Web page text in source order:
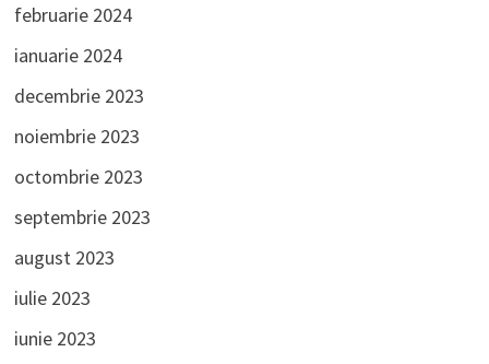
februarie 2024
ianuarie 2024
decembrie 2023
noiembrie 2023
octombrie 2023
septembrie 2023
august 2023
iulie 2023
iunie 2023